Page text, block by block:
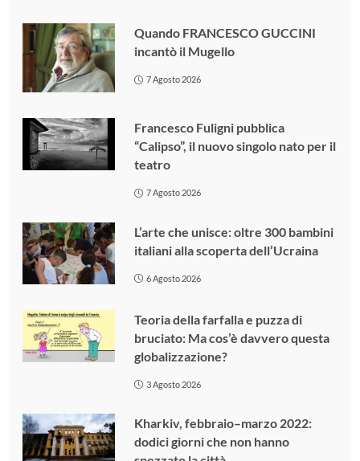
Quando FRANCESCO GUCCINI
incantò il Mugello
7 Agosto 2026
Francesco Fuligni pubblica
“Calipso”, il nuovo singolo nato per il
teatro
7 Agosto 2026
L’arte che unisce: oltre 300 bambini
italiani alla scoperta dell’Ucraina
6 Agosto 2026
Teoria della farfalla e puzza di
bruciato: Ma cos’è davvero questa
globalizzazione?
3 Agosto 2026
Kharkiv, febbraio–marzo 2022:
dodici giorni che non hanno